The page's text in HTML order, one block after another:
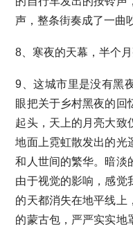
声，整条街奏成了一曲
8、寒夜的天幕，半个
9、这城市里是没有黑
眼把关于乡村黑夜的回
起头，天上的月亮大致
地面上霓虹散发出的光
和人世间的繁华。暗淡
由于视觉的影响，感觉
的天都消失在地平线上
的蒙古包，严严实实地